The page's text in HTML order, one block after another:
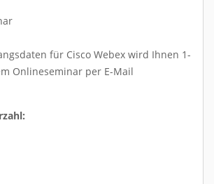
für Cisco Webex wird Ihnen 1-
Onlineseminar per E-Mail